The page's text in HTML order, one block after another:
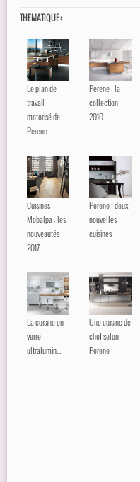
THEMATIQUE :
Le plan de
travail
motorisé de
Perene
Perene : la
collection
2010
Cuisines
Mobalpa : les
nouveautés
2017
Perene : deux
nouvelles
cuisines
La cuisine en
verre
ultralumin...
Une cuisine de
chef selon
Perene